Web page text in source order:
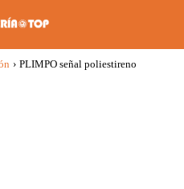
› PLIMPO señal poliestireno